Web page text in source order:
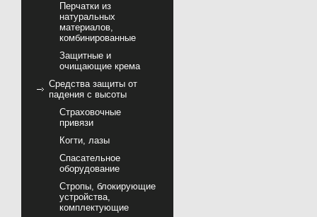
Перчатки из
натуральных
материалов,
комбинированные
Защитные и
очищающие крема
Средства защиты от
падения с высоты
Страховочные
привязи
Когти, лазы
Спасательное
оборудование
Стропы, блокирующие
устройства,
комплектующие